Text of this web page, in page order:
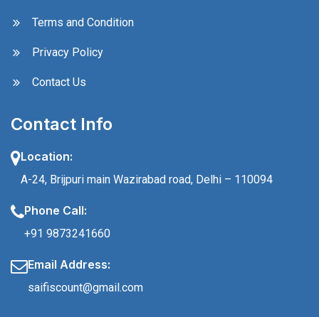
Terms and Condition
Privacy Policy
Contact Us
Contact Info
Location:
A-24, Brijpuri main Wazirabad road, Delhi – 110094
Phone Call:
+91 9873241660
Email Address:
saifiscount@gmail.com